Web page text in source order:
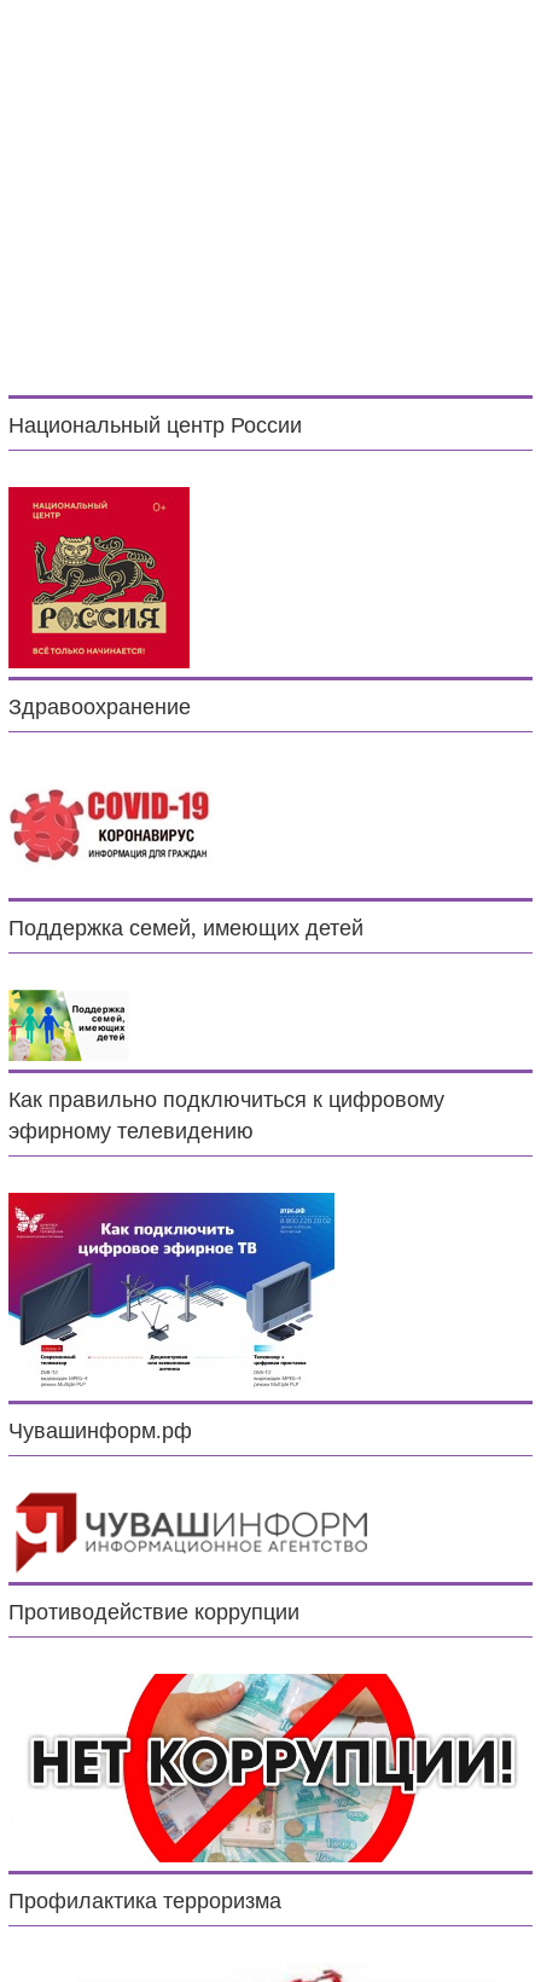
Национальный центр России
Здравоохранение
Поддержка семей, имеющих детей
Как правильно подключиться к цифровому
эфирному телевидению
Чувашинформ.рф
Противодействие коррупции
Профилактика терроризма